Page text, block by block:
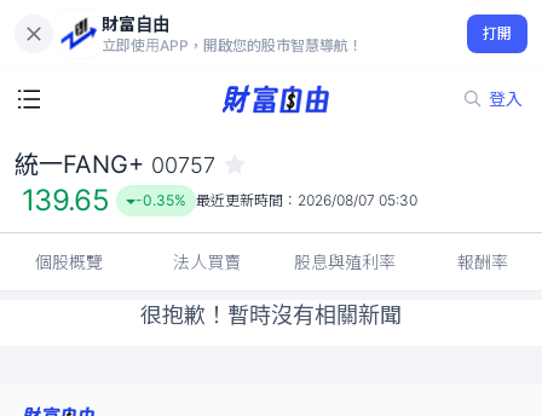
財富自由
立即使用APP，開啟您的股市智慧導航！
打開
登入
139.65
-0.35%
統一FANG+ 00757
139.65 -0.35% 最近更新時間： 2026/08/07 05:30
個股概覽 法人買賣 股息與殖利率 報酬率
很抱歉！暫時沒有相關新聞